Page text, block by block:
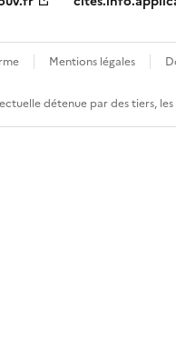
Mentions légales
détenue par des tiers,